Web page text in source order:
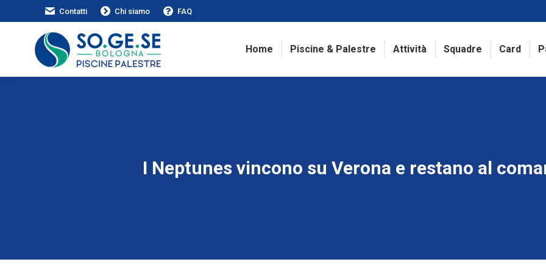
Contatti Chi siamo FAQ
Home Piscine & Palestre Attività Squadre Card
I Neptunes vincono su Verona e restano al